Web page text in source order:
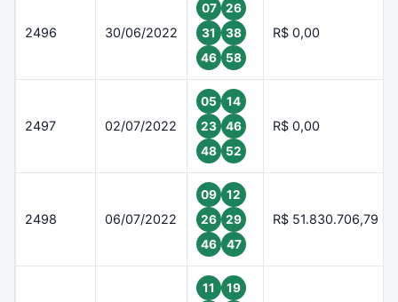
2496 30/06/2022
07
26
31
38
46
58
R$ 0,00
2497 02/07/2022
05
14
23
46
48
52
R$ 0,00
2498 06/07/2022
09
12
26
29
46
47
R$ 51.830.706,79
11
19